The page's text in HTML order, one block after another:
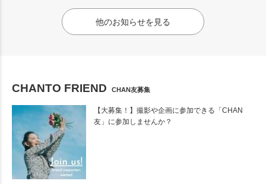
他のお知らせを見る
CHANTO FRIEND CHAN友募集
【大募集！】撮影や企画に参加できる「CHAN
友」に参加しませんか？